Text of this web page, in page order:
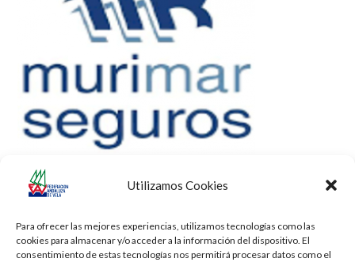
Utilizamos Cookies
Para ofrecer las mejores experiencias, utilizamos tecnologías como las
cookies para almacenar y/o acceder a la información del dispositivo. El
consentimiento de estas tecnologías nos permitirá procesar datos como el